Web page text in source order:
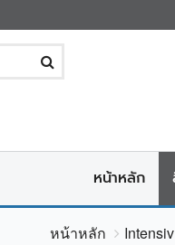
หน้าหลัก
หน้าหลัก